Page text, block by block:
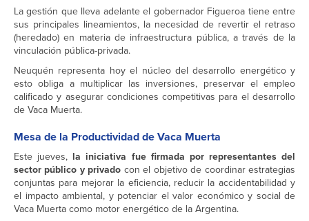
La gestión que lleva adelante el gobernador Figueroa tiene entre
sus principales lineamientos, la necesidad de revertir el retraso
(heredado) en materia de infraestructura pública, a través de la
vinculación pública-privada.
Neuquén representa hoy el núcleo del desarrollo energético y
esto obliga a multiplicar las inversiones, preservar el empleo
calificado y asegurar condiciones competitivas para el desarrollo
de Vaca Muerta.
Mesa de la Productividad de Vaca Muerta
Este jueves, la iniciativa fue firmada por representantes del
sector público y privado con el objetivo de coordinar estrategias
conjuntas para mejorar la eficiencia, reducir la accidentabilidad y
el impacto ambiental, y potenciar el valor económico y social de
Vaca Muerta como motor energético de la Argentina.